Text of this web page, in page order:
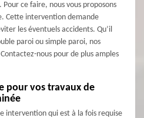
ce faire, nous vous proposons
Cette intervention demande
les éventuels accidents. Qu’il
paroi ou simple paroi, nos
nous pour de plus amples
pour vos travaux de
intervention qui est à la fois requise